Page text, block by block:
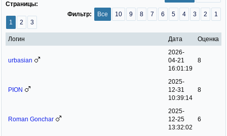
Все 10 9 8 7 6 5 4 3 2 1
Фильтр:
Страницы:
1 2 3
Логин Дата Оценка
urbasian
2026-
04-21
16:01:19
8
PION
2025-
12-31
10:39:14
8
Roman Gonchar
2025-
12-25
13:32:02
6